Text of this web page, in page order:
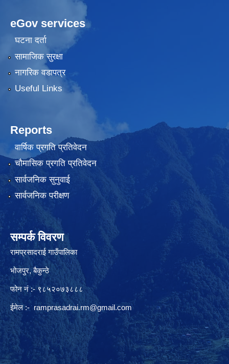
eGov services
घटना दर्ता
सामाजिक सुरक्षा
नागरिक वडापत्र
Useful Links
Reports
वार्षिक प्रगति प्रतिवेदन
चौमासिक प्रगति प्रतिवेदन
सार्वजनिक सुनुवाई
सार्वजनिक परीक्षण
सम्पर्क विवरण
रामप्रसादराई गाउँपालिका
भोजपुर, बैकुन्ठे
फोन नं :- ९८५२०७३८८८
ईमेल :-ramprasadrai.rm@gmail.com